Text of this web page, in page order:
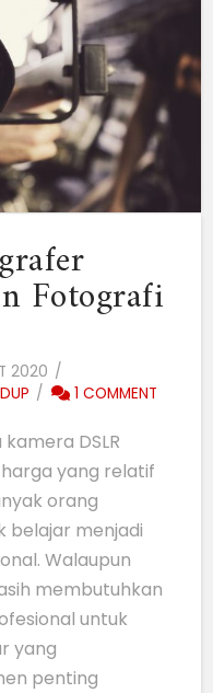
Fotografi
2020
1 COMMENT
DSLR
yang relatif
orang
belajar menjadi
Walaupun
membutuhkan
untuk
yang
penting